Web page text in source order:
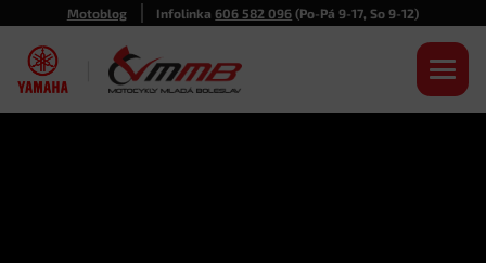
Motoblog Infolinka606 582 096 (Po-Pá 9-17, So 9-12)